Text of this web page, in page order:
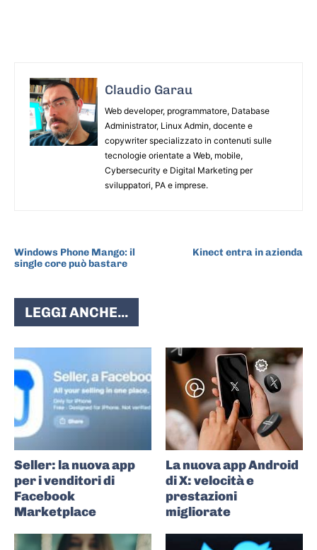
Claudio Garau
Web developer, programmatore, Database
Administrator, Linux Admin, docente e
copywriter specializzato in contenuti sulle
tecnologie orientate a Web, mobile,
Cybersecurity e Digital Marketing per
sviluppatori, PA e imprese.
Windows Phone Mango: il
single core può bastare
Kinect entra in azienda
LEGGI ANCHE...
Seller: la nuova app
per i venditori di
Facebook
Marketplace
La nuova app Android
di X: velocità e
prestazioni
migliorate